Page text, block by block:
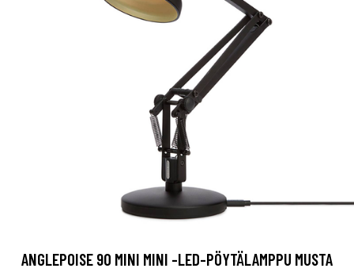
ANGLEPOISE 90 MINI MINI -LED-PÖYTÄLAMPPU MUSTA